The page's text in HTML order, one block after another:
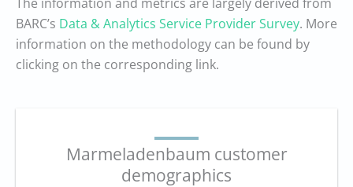
BARC’s Data & Analytics Service Provider Survey. More
information on the methodology can be found by
clicking on the corresponding link.
Marmeladenbaum customer
demographics